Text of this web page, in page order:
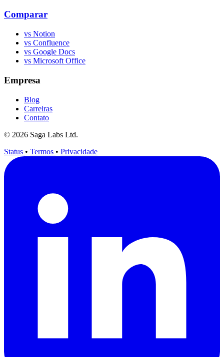
Comparar
vs Notion
vs Confluence
vs Google Docs
vs Microsoft Office
Empresa
Blog
Carreiras
Contato
© 2026 Saga Labs Ltd.
Status • Termos • Privacidade